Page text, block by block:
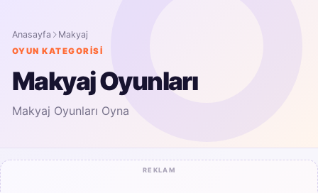
Anasayfa Makyaj
OYUN KATEGORISI
Makyaj Oyunları
Makyaj Oyunları Oyna
REKLAM